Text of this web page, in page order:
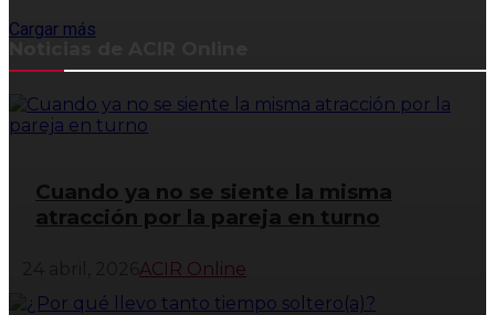
Cargar más
Cuando ya no se siente la misma
atracción por la pareja en turno
ACIR Online